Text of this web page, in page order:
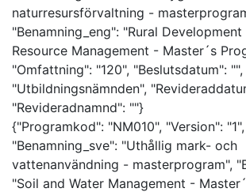
naturresursförvaltning -
"Benamning_eng": "Rural
Resource Management - Master´s
"Omfattning": "120", "Beslutsdatum":
"Utbildningsnämnden",
"Revideradnamnd": ""}
{"Programkod": "NM010", "Version": "1",
"Benamning_sve": "Uthållig mark- och
vattenanvändning - masterprogram",
"Soil and Water Management -